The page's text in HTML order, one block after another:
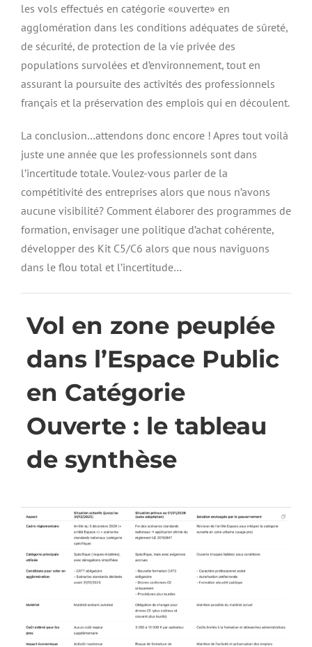
les vols effectués en catégorie «ouverte» en
agglomération dans les conditions adéquates de sûreté,
de sécurité, de protection de la vie privée des
populations survolées et d’environnement, tout en
assurant la poursuite des activités des professionnels
français et la préservation des emplois qui en découlent.
La conclusion…attendons donc encore ! Apres tout voilà
juste une année que les professionnels sont dans
l’incertitude totale. Voulez-vous parler de la
compétitivité des entreprises alors que nous n’avons
aucune visibilité? Comment élaborer des programmes de
formation, envisager une politique d’achat cohérente,
développer des Kit C5/C6 alors que nous naviguons
dans le flou total et l’incertitude…
Vol en zone peuplée
dans l’Espace Public
en Catégorie
Ouverte : le tableau
de synthèse